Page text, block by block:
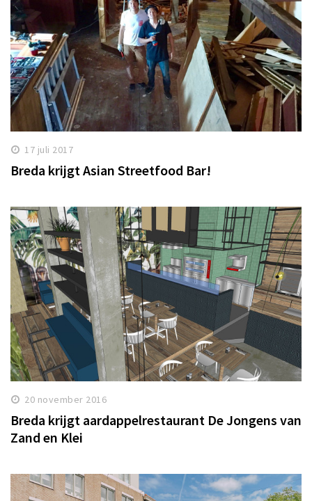
17 juli 2017
Breda krijgt Asian Streetfood Bar!
20 november 2016
Breda krijgt aardappelrestaurant De Jongens van
Zand en Klei